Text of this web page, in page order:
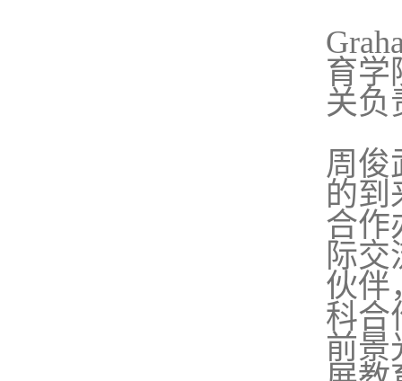
育学
关负
周俊
的到
合作
际
伙伴
科合
前景